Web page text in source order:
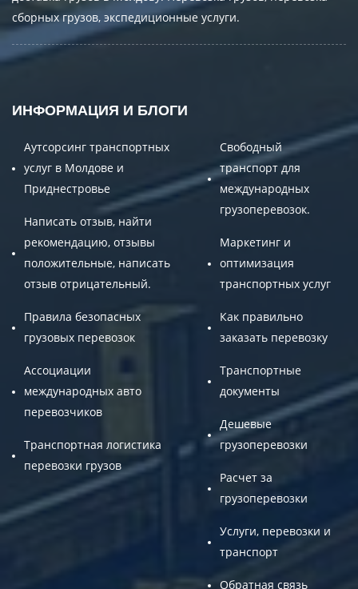
сборных грузов, экспедиционные услуги.
ИНФОРМАЦИЯ И БЛОГИ
Аутсорсинг транспортных
услуг в Молдове и
Приднестровье
Написать отзыв, найти
рекомендацию, отзывы
положительные, написать
отзыв отрицательный.
Правила безопасных
грузовых перевозок
Ассоциации
международных авто
перевозчиков
Транспортная логистика
перевозки грузов
Свободный
транспорт для
международных
грузоперевозок.
Маркетинг и
оптимизация
транспортных услуг
Как правильно
заказать перевозку
Транспортные
документы
Дешевые
грузоперевозки
Расчет за
грузоперевозки
Услуги, перевозки и
транспорт
Обратная связь